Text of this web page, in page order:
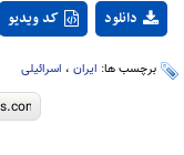
کد ویدیو دانلود
برچسب ها: ایران ، اسرائیلی